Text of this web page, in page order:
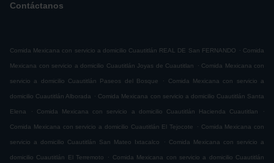
Contáctanos
Comida Mexicana con servicio a domicilio Cuautitlán REAL DE San FERNANDO . Comida
Mexicana con servicio a domicilio Cuautitlán Joyas de Cuautitlan . Comida Mexicana con
servicio a domicilio Cuautitlán Paseos del Bosque . Comida Mexicana con servicio a
domicilio Cuautitlán Alborada . Comida Mexicana con servicio a domicilio Cuautitlán Santa
Elena . Comida Mexicana con servicio a domicilio Cuautitlán Hacienda Cuautitlan .
Comida Mexicana con servicio a domicilio Cuautitlán El Tejocote . Comida Mexicana con
servicio a domicilio Cuautitlán San Mateo Ixtacalco . Comida Mexicana con servicio a
domicilio Cuautitlán El Terremoto . Comida Mexicana con servicio a domicilio Cuautitlán